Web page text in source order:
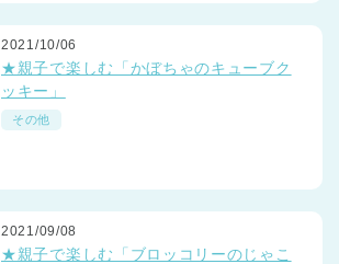
2021/10/06
★親子で楽しむ「かぼちゃのキューブク
ッキー」
その他
2021/09/08
★親子で楽しむ「ブロッコリーのじゃこ